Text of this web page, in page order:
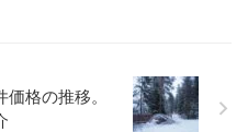
格の推移。